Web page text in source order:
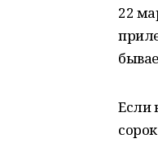
22
Если